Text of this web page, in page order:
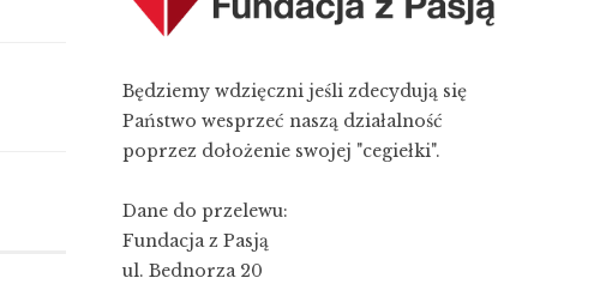
Będziemy wdzięczni jeśli zdecydują się
Państwo wesprzeć naszą działalność
poprzez dołożenie swojej "cegiełki".
Dane do przelewu:
Fundacja z Pasją
ul. Bednorza 20